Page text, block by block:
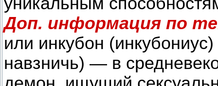
Доп. информация по
или инкубон (инкубониус)
навзничь) — в